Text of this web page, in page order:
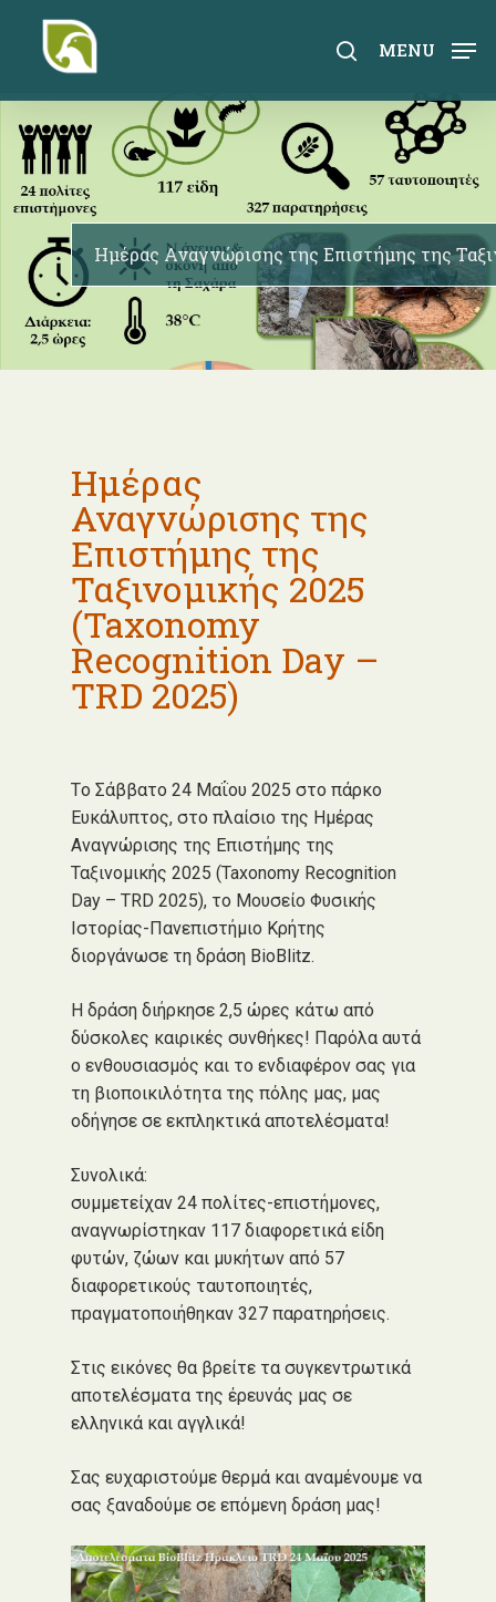
content
search
MENU
Ημέρας Αναγνώρισης της Επιστήμης της
Ημέρας
Αναγνώρισης της
Επιστήμης της
Ταξινομικής 2025
(Taxonomy
Recognition Day –
TRD 2025)
Tο Σάββατο 24 Μαΐου 2025 στο πάρκο
Ευκάλυπτος, στο πλαίσιο της Ημέρας
Αναγνώρισης της Επιστήμης της
Ταξινομικής 2025 (Taxonomy Recognition
Day – TRD 2025), το Μουσείο Φυσικής
Ιστορίας-Πανεπιστήμιο Κρήτης
διοργάνωσε τη δράση BioBlitz.
Η δράση διήρκησε 2,5 ώρες κάτω από
δύσκολες καιρικές συνθήκες! Παρόλα αυτά
ο ενθουσιασμός και το ενδιαφέρον σας για
τη βιοποικιλότητα της πόλης μας, μας
οδήγησε σε εκπληκτικά αποτελέσματα!
Συνολικά:
συμμετείχαν 24 πολίτες-επιστήμονες,
αναγνωρίστηκαν 117 διαφορετικά είδη
φυτών, ζώων και μυκήτων από 57
διαφορετικούς ταυτοποιητές,
πραγματοποιήθηκαν 327 παρατηρήσεις.
Στις εικόνες θα βρείτε τα συγκεντρωτικά
αποτελέσματα της έρευνάς μας σε
ελληνικά και αγγλικά!
Σας ευχαριστούμε θερμά και αναμένουμε να
σας ξαναδούμε σε επόμενη δράση μας!